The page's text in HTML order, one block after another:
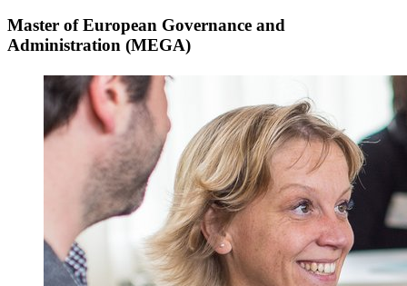
Master of European Governance and
Administration (MEGA)